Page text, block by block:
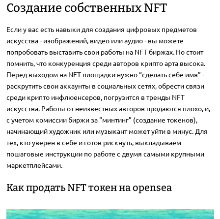
Создание собственных NFT
Если у вас есть навыки для создания цифровых предметов
искусства - изображений, видео или аудио - вы можете
попробовать выставить свои работы на NFT биржах. Но стоит
помнить, что конкуренция среди авторов крипто арта высока.
Перед выходом на NFT площадки нужно “сделать себе имя” -
раскрутить свои аккаунты в социальных сетях, обрести связи
среди крипто инфлюенсеров, погрузится в тренды NFT
искусства. Работы от неизвестных авторов продаются плохо, и,
с учетом комиссии биржи за “минтинг” (создание токенов),
начинающий художник или музыкант может уйти в минус. Для
тех, кто уверен в себе и готов рискнуть, выкладываем
пошаговые инструкции по работе с двумя самыми крупными
маркетплейсами.
Как продать NFT токен на opensea